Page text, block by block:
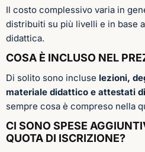
Il costo complessivo varia in
distribuiti su più livelli e in base
didattica.
COSA È INCLUSO NEL
Di solito sono incluse lezioni,
materiale didattico e attestati
sempre cosa è compreso nella
CI SONO SPESE
QUOTA DI ISCRIZIONE?